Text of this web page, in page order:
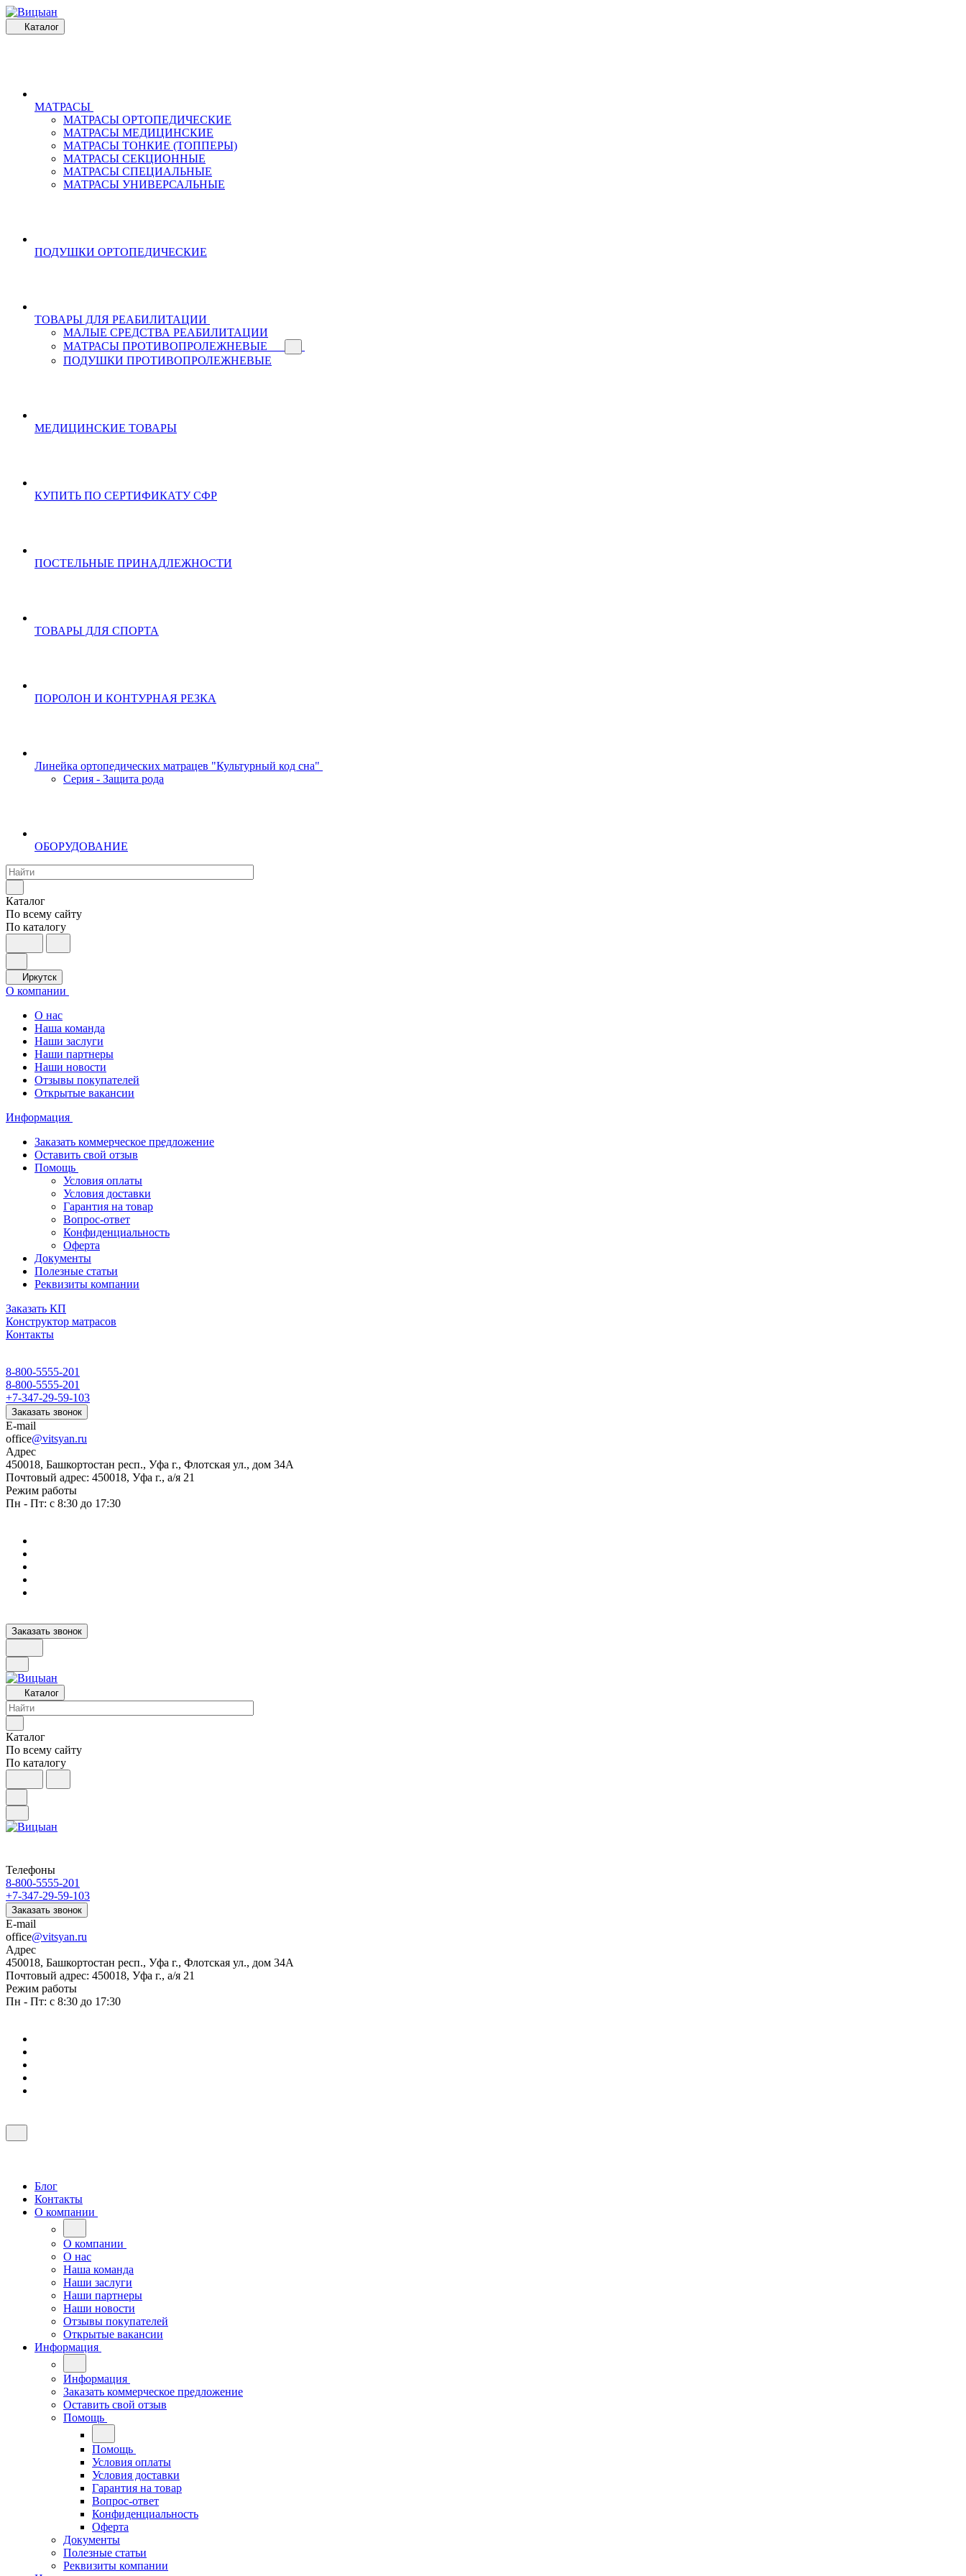
Каталог
МАТРАСЫ
МАТРАСЫ ОРТОПЕДИЧЕСКИЕ
МАТРАСЫ МЕДИЦИНСКИЕ
МАТРАСЫ ТОНКИЕ (ТОППЕРЫ)
МАТРАСЫ СЕКЦИОННЫЕ
МАТРАСЫ СПЕЦИАЛЬНЫЕ
МАТРАСЫ УНИВЕРСАЛЬНЫЕ
ПОДУШКИ ОРТОПЕДИЧЕСКИЕ
ТОВАРЫ ДЛЯ РЕАБИЛИТАЦИИ
МАЛЫЕ СРЕДСТВА РЕАБИЛИТАЦИИ
МАТРАСЫ ПРОТИВОПРОЛЕЖНЕВЫЕ
ПОДУШКИ ПРОТИВОПРОЛЕЖНЕВЫЕ
МЕДИЦИНСКИЕ ТОВАРЫ
КУПИТЬ ПО СЕРТИФИКАТУ СФР
ПОСТЕЛЬНЫЕ ПРИНАДЛЕЖНОСТИ
ТОВАРЫ ДЛЯ СПОРТА
ПОРОЛОН И КОНТУРНАЯ РЕЗКА
Линейка ортопедических матрацев "Культурный код сна"
Серия - Защита рода
ОБОРУДОВАНИЕ
Каталог
По всему сайту
По каталогу
Иркутск
О компании
О нас
Наша команда
Наши заслуги
Наши партнеры
Наши новости
Отзывы покупателей
Открытые вакансии
Информация
Заказать коммерческое предложение
Оставить свой отзыв
Помощь
Условия оплаты
Условия доставки
Гарантия на товар
Вопрос-ответ
Конфиденциальность
Оферта
Документы
Полезные статьи
Реквизиты компании
Заказать КП
Конструктор матрасов
Контакты
8-800-5555-201
8-800-5555-201
+7-347-29-59-103
Заказать звонок
E-mail
office@vitsyan.ru
Адрес
450018, Башкортостан респ., Уфа г., Флотская ул., дом 34А
Почтовый адрес: 450018, Уфа г., а/я 21
Режим работы
Пн - Пт: с 8:30 до 17:30
Заказать звонок
Каталог
Каталог
По всему сайту
По каталогу
Телефоны
8-800-5555-201
+7-347-29-59-103
Заказать звонок
E-mail
office@vitsyan.ru
Адрес
450018, Башкортостан респ., Уфа г., Флотская ул., дом 34А
Почтовый адрес: 450018, Уфа г., а/я 21
Режим работы
Пн - Пт: с 8:30 до 17:30
Блог
Контакты
О компании
О компании
О нас
Наша команда
Наши заслуги
Наши партнеры
Наши новости
Отзывы покупателей
Открытые вакансии
Информация
Информация
Заказать коммерческое предложение
Оставить свой отзыв
Помощь
Помощь
Условия оплаты
Условия доставки
Гарантия на товар
Вопрос-ответ
Конфиденциальность
Оферта
Документы
Полезные статьи
Реквизиты компании